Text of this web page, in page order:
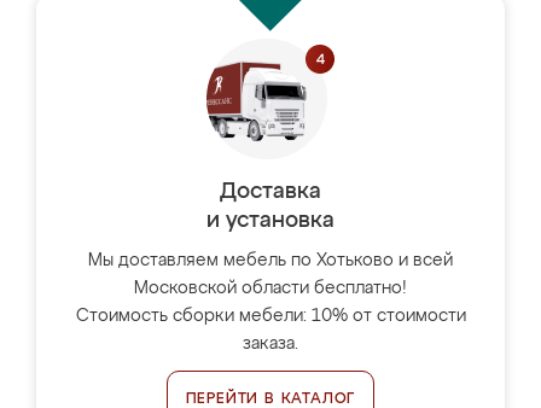
Доставка
и установка
Мы доставляем мебель по Хотьково и всей
Московской области бесплатно!
Стоимость сборки мебели: 10% от стоимости
заказа.
ПЕРЕЙТИ В КАТАЛОГ